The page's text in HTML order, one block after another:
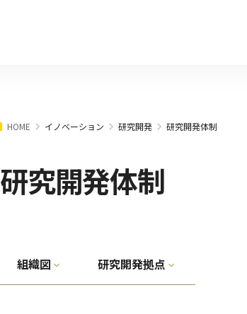
HOME イノベーション 研究開発 研究開発体制
研究開発体制
組織図 研究開発拠点